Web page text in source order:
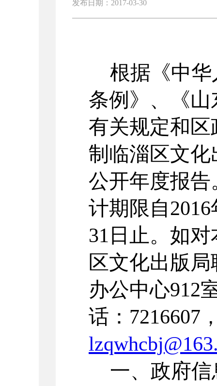
发布日期：2017-03-30
根据《中华
条例》、《
有关规定和
制临淄区文化
公开年度报
计期限自
31日止。如
区文化出版
办公中心912
话：7216607
一、政府